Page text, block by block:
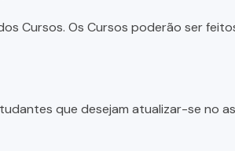
Cursos. Os Cursos poderão ser
que desejam atualizar-se no